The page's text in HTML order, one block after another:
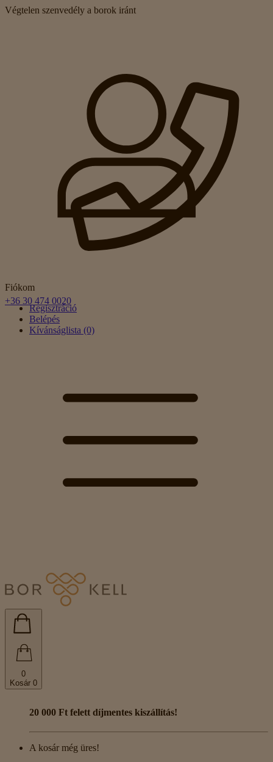
Végtelen szenvedély a borok iránt
Fiókom
Regisztráció
Belépés
Kívánságlista (0)
+36 30 474 0020
0
Kosár 0
20 000 Ft felett díjmentes kiszállítás!
A kosár még üres!